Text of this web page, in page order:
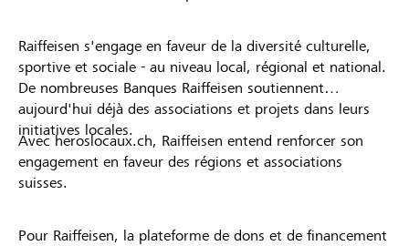
Raiffeisen s'engage en faveur de la diversité culturelle,
sportive et sociale - au niveau local, régional et national.
De nombreuses Banques Raiffeisen soutiennent
aujourd'hui déjà des associations et projets dans leurs
initiatives locales.
Avec heroslocaux.ch, Raiffeisen entend renforcer son
engagement en faveur des régions et associations
suisses.
Pour Raiffeisen, la plateforme de dons et de financement